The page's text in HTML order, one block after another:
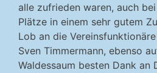
alle zufrieden waren, auch
Plätze in einem sehr gutem
Lob an die
Sven Timmermann, ebenso
Waldessaum besten Dank an